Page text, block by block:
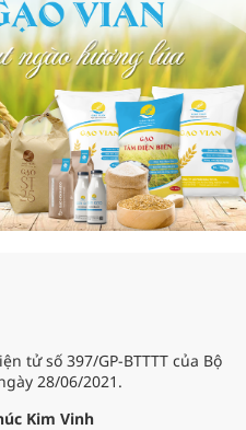
tử số 397/GP-BTTTT của Bộ
28/06/2021.
Kim Vinh